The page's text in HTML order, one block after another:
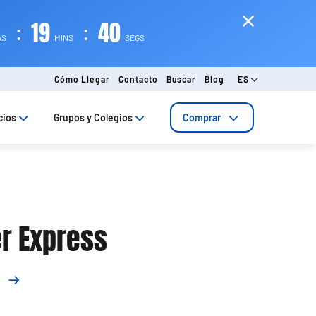
: 19 MINS : 39 SEGS
Cómo Llegar Contacto Buscar Blog ES
Grupos y Colegios Comprar
Express